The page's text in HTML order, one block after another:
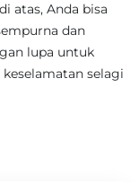
atas, Anda bisa
dan
lupa untuk
selagi